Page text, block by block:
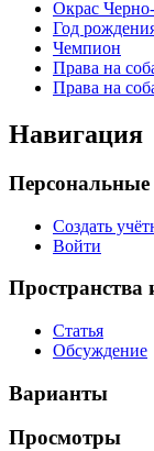
Окрас
Год
Чемпион
Права на
Права на
Навигация
Создать
Войти
Пространства
Статья
Обсуждение
Варианты
Просмотры